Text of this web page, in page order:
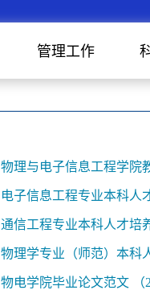
管理工作
物理与电子信息工程学院
电子信息工程专业本科人
通信工程专业本科人才培
物理学专业（师范）本科
物电学院毕业论文范文 （